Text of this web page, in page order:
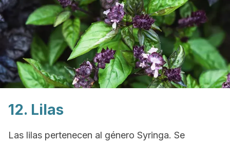
12. Lilas
Las lilas pertenecen al género Syringa. Se